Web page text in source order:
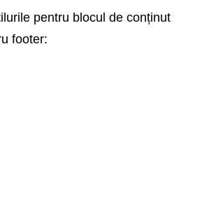
pentru blocul de conținut
footer: